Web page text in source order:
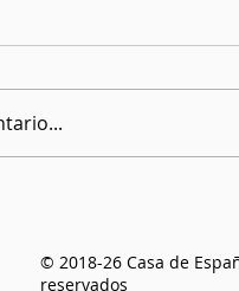
© 2018-26 Casa de
reservados